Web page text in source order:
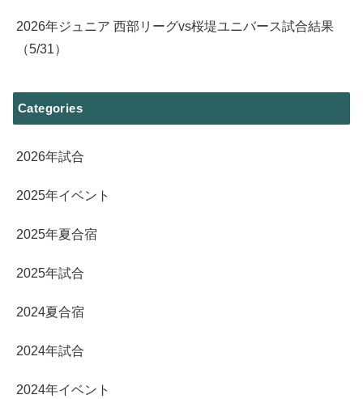
2026年ジュニア 西部リーグvs桜堤ユニバース試合結果
（5/31）
Categories
2026年試合
2025年イベント
2025年夏合宿
2025年試合
2024夏合宿
2024年試合
2024年イベント